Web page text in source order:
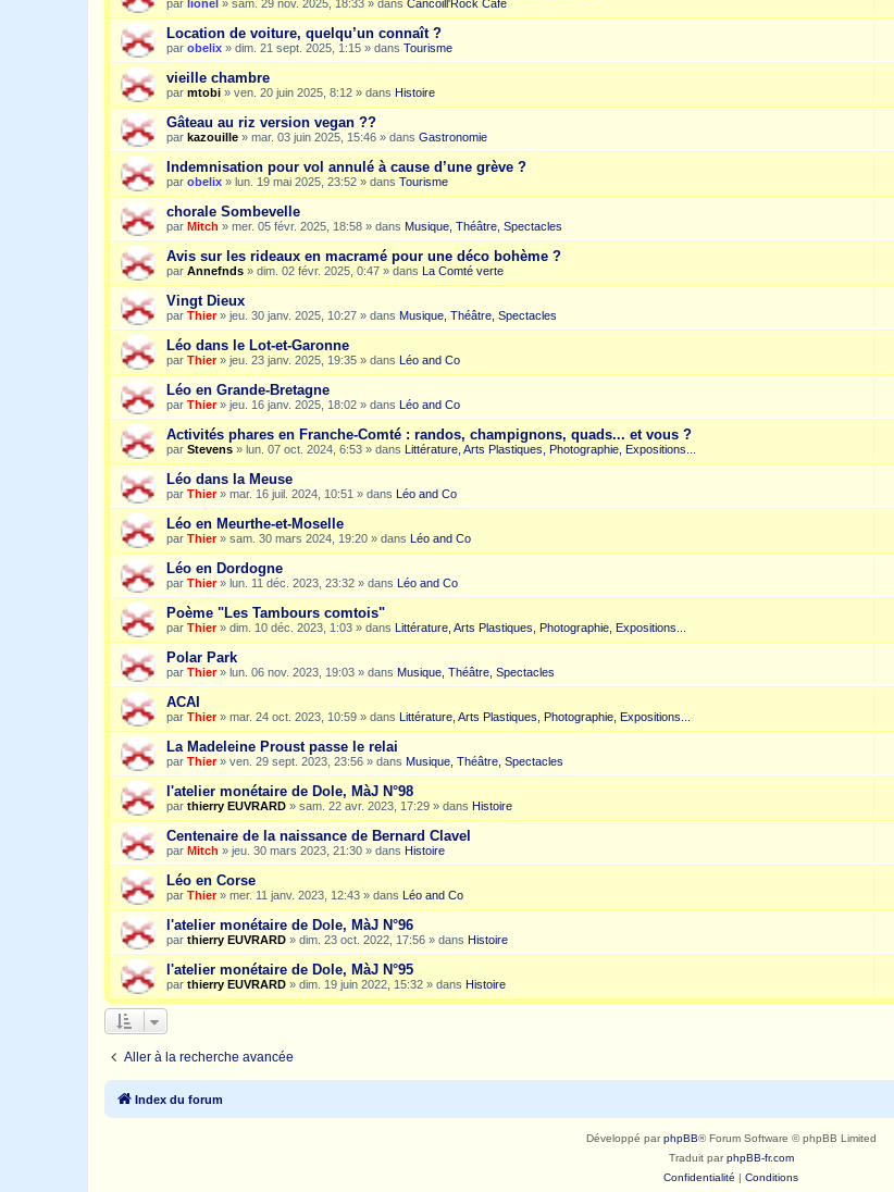
par lionel » sam. 29 nov. 2025, 18:33 » dans Cancoill'Rock Café
Location de voiture, quelqu’un connaît ?
par obelix » dim. 21 sept. 2025, 1:15 » dans Tourisme
vieille chambre
par mtobi » ven. 20 juin 2025, 8:12 » dans Histoire
Gâteau au riz version vegan ??
par kazouille » mar. 03 juin 2025, 15:46 » dans Gastronomie
Indemnisation pour vol annulé à cause d’une grève ?
par obelix » lun. 19 mai 2025, 23:52 » dans Tourisme
chorale Sombevelle
par Mitch » mer. 05 févr. 2025, 18:58 » dans Musique, Théâtre, Spectacles
Avis sur les rideaux en macramé pour une déco bohème ?
par Annefnds » dim. 02 févr. 2025, 0:47 » dans La Comté verte
Vingt Dieux
par Thier» jeu. 30 janv. 2025, 10:27 » dans Musique, Théâtre, Spectacles
Léo dans le Lot-et-Garonne
par Thier» jeu. 23 janv. 2025, 19:35 » dans Léo and Co
Léo en Grande-Bretagne
par Thier» jeu. 16 janv. 2025, 18:02 » dans Léo and Co
Activités phares en Franche-Comté : randos, champignons, quads... et vous ?
par Stevens » lun. 07 oct. 2024, 6:53 » dans Littérature, Arts Plastiques, Photographie, Expositions...
Léo dans la Meuse
par Thier» mar. 16 juil. 2024, 10:51 » dans Léo and Co
Léo en Meurthe-et-Moselle
par Thier» sam. 30 mars 2024, 19:20 » dans Léo and Co
Léo en Dordogne
par Thier» lun. 11 déc. 2023, 23:32 » dans Léo and Co
Poème "Les Tambours comtois"
par Thier» dim. 10 déc. 2023, 1:03 » dans Littérature, Arts Plastiques, Photographie, Expositions...
Polar Park
par Thier» lun. 06 nov. 2023, 19:03 » dans Musique, Théâtre, Spectacles
ACAI
par Thier» mar. 24 oct. 2023, 10:59 » dans Littérature, Arts Plastiques, Photographie, Expositions...
La Madeleine Proust passe le relai
par Thier» ven. 29 sept. 2023, 23:56 » dans Musique, Théâtre, Spectacles
l'atelier monétaire de Dole, MàJ N°98
par thierry EUVRARD » sam. 22 avr. 2023, 17:29 » dans Histoire
Centenaire de la naissance de Bernard Clavel
par Mitch » jeu. 30 mars 2023, 21:30 » dans Histoire
Léo en Corse
par Thier» mer. 11 janv. 2023, 12:43 » dans Léo and Co
l'atelier monétaire de Dole, MàJ N°96
par thierry EUVRARD » dim. 23 oct. 2022, 17:56 » dans Histoire
l'atelier monétaire de Dole, MàJ N°95
par thierry EUVRARD » dim. 19 juin 2022, 15:32 » dans Histoire
Aller à la recherche avancée
Index du forum
Développé parphpBB® Forum Software © phpBB Limited
Traduit parphpBB-fr.com
Confidentialité | Conditions